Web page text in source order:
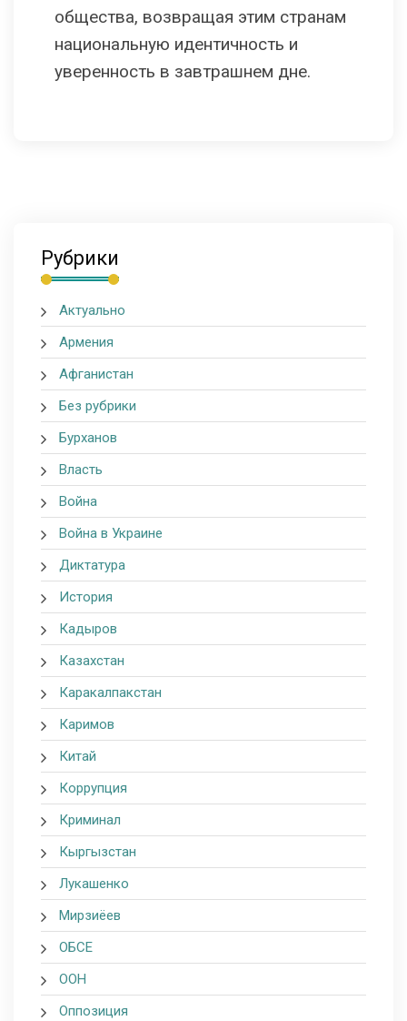
общества, возвращая этим странам
национальную идентичность и
уверенность в завтрашнем дне.
Рубрики
Актуально
Армения
Афганистан
Без рубрики
Бурханов
Власть
Война
Война в Украине
Диктатура
История
Кадыров
Казахстан
Каракалпакстан
Каримов
Китай
Коррупция
Криминал
Кыргызстан
Лукашенко
Мирзиёев
ОБСЕ
ООН
Оппозиция